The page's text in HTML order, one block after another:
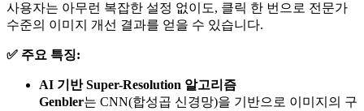
사용자는 아무런 복잡한 설정 없이도, 클릭 한 번으로 전문가
수준의 이미지 개선 결과를 얻을 수 있습니다.
✅ 주요 특징:
AI 기반 Super-Resolution 알고리즘
Genbler는 CNN(합성곱 신경망)을 기반으로 이미지의 구